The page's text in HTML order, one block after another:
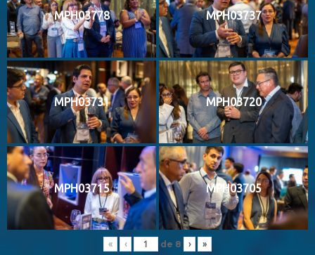
MPH03778 MPH03737
MPH03731 MPH03720
MPH03715 MPH03705
« ‹ de 8 › »